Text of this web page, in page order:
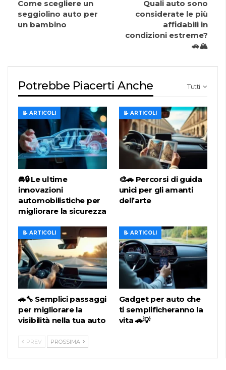
Come scegliere un
seggiolino auto per
un bambino
Quali auto sono
considerate le più
affidabili in
condizioni estreme?
🚗🏔️
Tutti
Potrebbe Piacerti Anche
📝 ARTICOLI
🚘🔒 Le ultime
innovazioni
automobilistiche per
migliorare la sicurezza
📝 ARTICOLI
🎨🚗 Percorsi di guida
unici per gli amanti
dell’arte
📝 ARTICOLI
🚗🔧 Semplici passaggi
per migliorare la
visibilità nella tua auto
📝 ARTICOLI
Gadget per auto che
ti semplificheranno la
vita 🚗💡
PREV PROSSIMA